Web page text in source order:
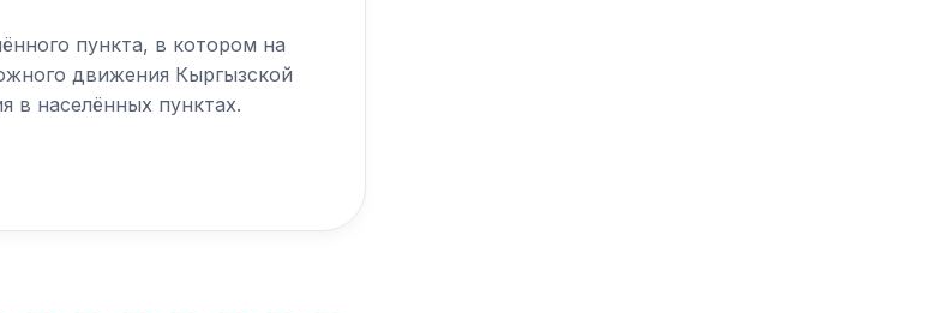
пункта, в котором на
движения Кыргызской
в населённых пунктах.